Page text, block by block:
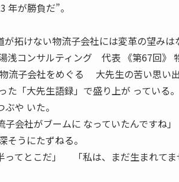
年が勝負だ”。
拓けない物流子会社には変革の望みは
コンサルティング 代表 《第67回》
流子会社をめぐる 大先生の苦い思い
た「大先生語録」で盛り上が っている。
や いた。
子会社がブームに なっていたんですね
うにたずねる。
ってとこだ」 「私は、まだ生まれて